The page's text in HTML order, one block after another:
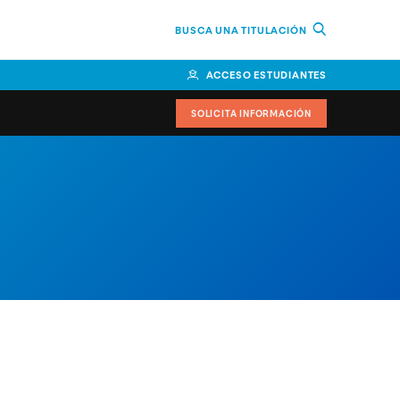
BUSCA UNA TITULACIÓN
ACCESO ESTUDIANTES
SOLICITA INFORMACIÓN